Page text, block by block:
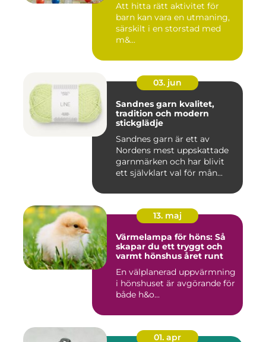
Att hitta rätt aktivitet för
barn kan vara en utmaning,
särskilt i en storstad med
m&...
03. jun
Sandnes garn kvalitet,
tradition och modern
stickglädje
Sandnes garn är ett av
Nordens mest uppskattade
garnmärken och har blivit
ett självklart val för mån...
13. maj
Värmelampa för höns: Så
skapar du ett tryggt och
varmt hönshus året runt
En välplanerad uppvärmning
i hönshuset är avgörande för
både h&o...
01. apr